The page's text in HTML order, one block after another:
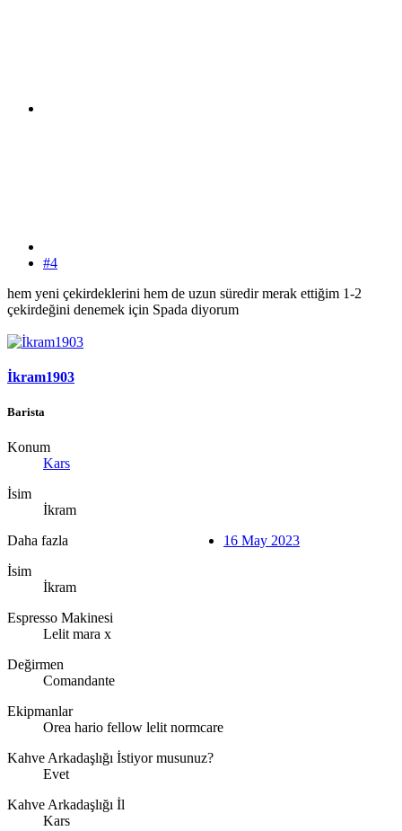
#4
hem yeni çekirdeklerini hem de uzun süredir merak ettiğim 1-2
çekirdeğini denemek için Spada diyorum
İkram1903
Barista
Konum
Kars
İsim
İkram
Daha fazla
İsim
İkram
Espresso Makinesi
Lelit mara x
Değirmen
Comandante
Ekipmanlar
Orea hario fellow lelit normcare
Kahve Arkadaşlığı İstiyor musunuz?
Evet
Kahve Arkadaşlığı İl
Kars
16 May 2023